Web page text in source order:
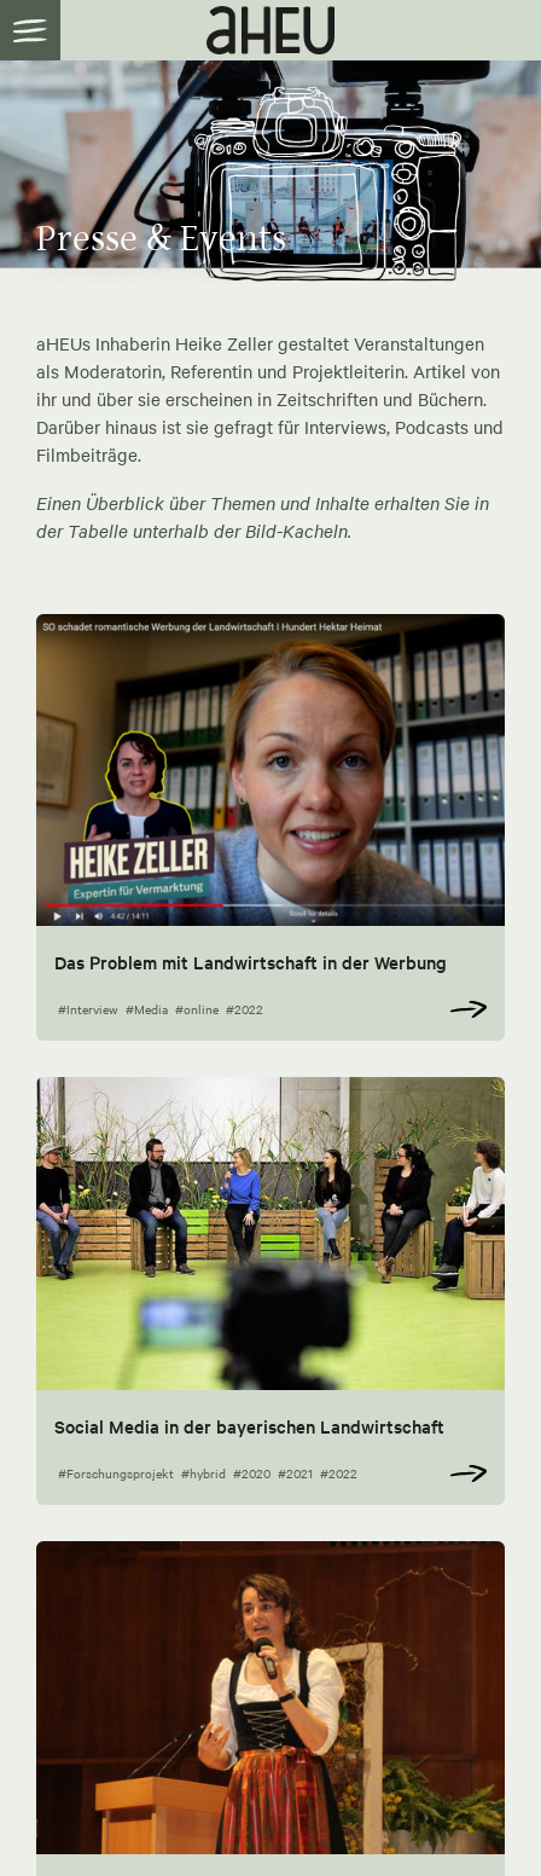
Presse & Events
aHEUs Inhaberin Heike Zeller gestaltet Veranstaltungen
als Moderatorin, Referentin und Projektleiterin. Artikel von
ihr und über sie erscheinen in Zeitschriften und Büchern.
Darüber hinaus ist sie gefragt für Interviews, Podcasts und
Filmbeiträge.
Einen Überblick über Themen und Inhalte erhalten Sie in
der Tabelle unterhalb der Bild-Kacheln.
Das Problem mit Landwirtschaft in der Werbung
#Interview #Media #online #2022
Social Media in der bayerischen Landwirtschaft
#Forschungsprojekt #hybrid #2020 #2021 #2022